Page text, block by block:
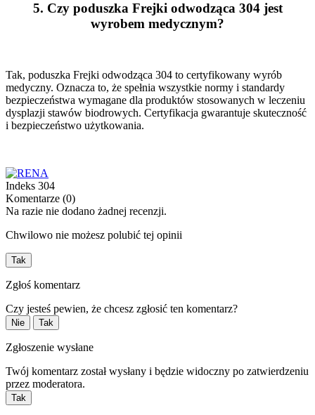
5. Czy poduszka Frejki odwodząca 304 jest
wyrobem medycznym?
Tak, poduszka Frejki odwodząca 304 to certyfikowany wyrób
medyczny. Oznacza to, że spełnia wszystkie normy i standardy
bezpieczeństwa wymagane dla produktów stosowanych w leczeniu
dysplazji stawów biodrowych. Certyfikacja gwarantuje skuteczność
i bezpieczeństwo użytkowania.
Indeks 304
Komentarze (0)
Na razie nie dodano żadnej recenzji.
Chwilowo nie możesz polubić tej opinii
Tak
Zgłoś komentarz
Czy jesteś pewien, że chcesz zgłosić ten komentarz?
Nie Tak
Zgłoszenie wysłane
Twój komentarz został wysłany i będzie widoczny po zatwierdzeniu
przez moderatora.
Tak